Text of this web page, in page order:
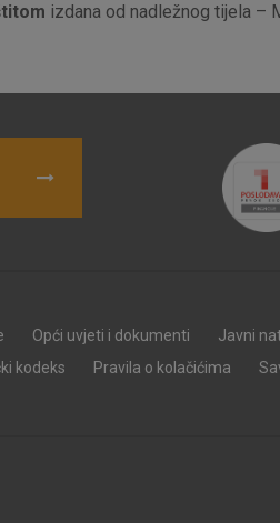
izdana od nadležnog tijela
Opći uvjeti i dokumenti Javni
kodeks Pravila o kolačićima
Nužni
preglednik
njima, ali u
pohranjuju
Detaljnije